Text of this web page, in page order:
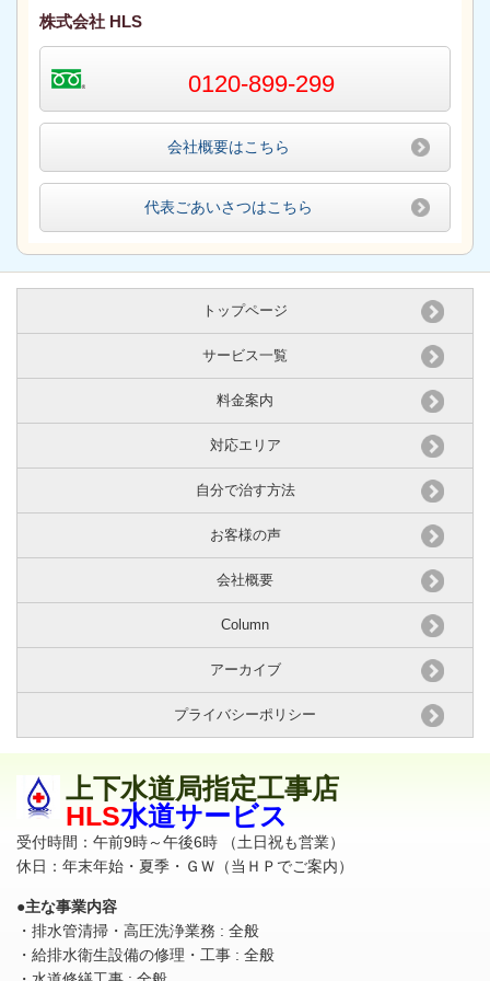
株式会社 HLS
0120-899-299
会社概要はこちら
代表ごあいさつはこちら
トップページ
サービス一覧
料金案内
対応エリア
自分で治す方法
お客様の声
会社概要
Column
アーカイブ
プライバシーポリシー
上下水道局指定工事店
HLS水道サービス
受付時間：午前9時～午後6時 （土日祝も営業）
休日：年末年始・夏季・ＧＷ（当ＨＰでご案内）
●主な事業内容
・排水管清掃・高圧洗浄業務 : 全般
・給排水衛生設備の修理・工事 : 全般